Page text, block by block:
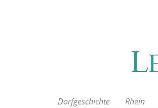
Dorfgeschichte Rhein